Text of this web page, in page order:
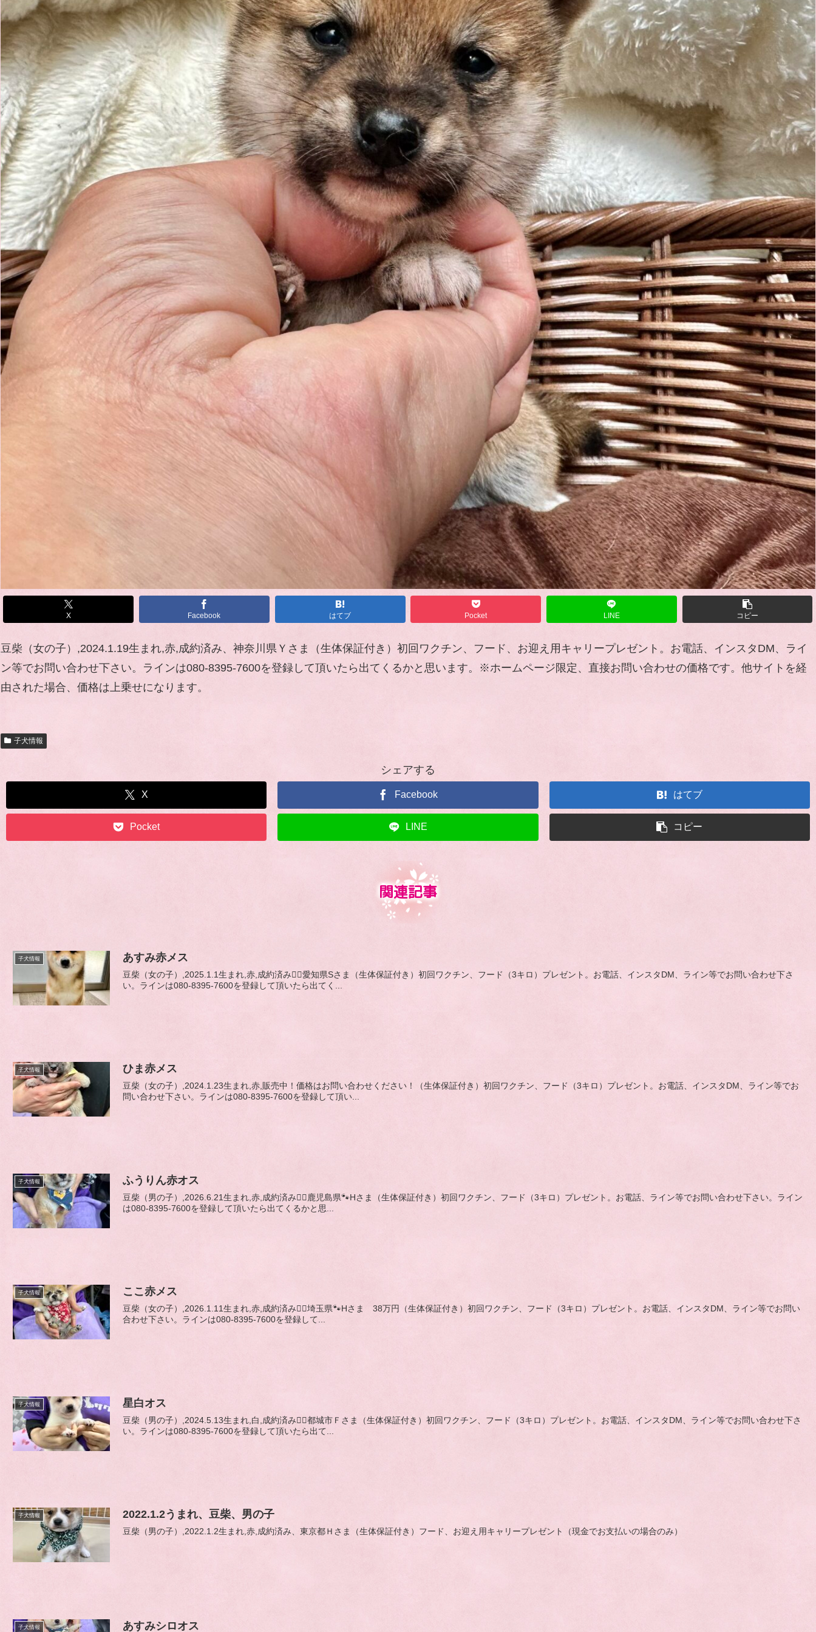
X Facebook はてブ Pocket LINE コピー
豆柴（女の子）,2024.1.19生まれ,赤,成約済み、神奈川県Ｙさま（生体保証付き）初回ワクチン、フード、お迎え用キャリープレゼント。お電話、インスタDM、ライ
ン等でお問い合わせ下さい。ラインは080-8395-7600を登録して頂いたら出てくるかと思います。※ホームページ限定、直接お問い合わせの価格です。他サイトを経
由された場合、価格は上乗せになります。
子犬情報
シェアする
X Facebook はてブ
Pocket LINE コピー
関連記事
子犬情報 あすみ赤メス
豆柴（女の子）,2025.1.1生まれ,赤,成約済み🙇‍♂️愛知県Sさま（生体保証付き）初回ワクチン、フード（3キロ）プレゼント。お電話、インスタDM、ライン等でお問い合わせ下さ
い。ラインは080-8395-7600を登録して頂いたら出てく...
子犬情報 ひま赤メス
豆柴（女の子）,2024.1.23生まれ,赤,販売中！価格はお問い合わせください！（生体保証付き）初回ワクチン、フード（3キロ）プレゼント。お電話、インスタDM、ライン等でお
問い合わせ下さい。ラインは080-8395-7600を登録して頂い...
子犬情報 ふうりん赤オス
豆柴（男の子）,2026.6.21生まれ,赤,成約済み🙇‍♂️鹿児島県🐾Hさま（生体保証付き）初回ワクチン、フード（3キロ）プレゼント。お電話、ライン等でお問い合わせ下さい。ライン
は080-8395-7600を登録して頂いたら出てくるかと思...
子犬情報 ここ赤メス
豆柴（女の子）,2026.1.11生まれ,赤,成約済み🙇‍♂️埼玉県🐾Hさま 38万円（生体保証付き）初回ワクチン、フード（3キロ）プレゼント。お電話、インスタDM、ライン等でお問い
合わせ下さい。ラインは080-8395-7600を登録して...
子犬情報 星白オス
豆柴（男の子）,2024.5.13生まれ,白,成約済み🙇‍♂️都城市Ｆさま（生体保証付き）初回ワクチン、フード（3キロ）プレゼント。お電話、インスタDM、ライン等でお問い合わせ下さ
い。ラインは080-8395-7600を登録して頂いたら出て...
子犬情報 2022.1.2うまれ、豆柴、男の子
豆柴（男の子）,2022.1.2生まれ,赤,成約済み、東京都Ｈさま（生体保証付き）フード、お迎え用キャリープレゼント（現金でお支払いの場合のみ）
子犬情報 あすみシロオス